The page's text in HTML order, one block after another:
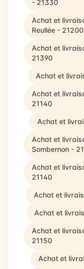
- 21330
Achat et
Reullée - 21200
Achat et
21390
Achat et
Achat et
21140
Achat et
Achat et
Sombernon -
Achat et
21140
Achat et
Achat et
Achat et
21150
Achat et